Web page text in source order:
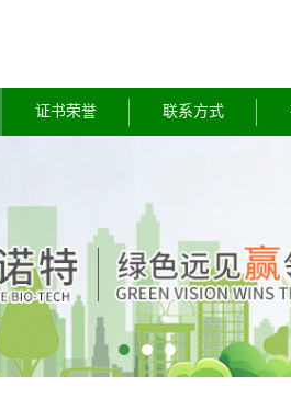
证书荣誉 联系方式